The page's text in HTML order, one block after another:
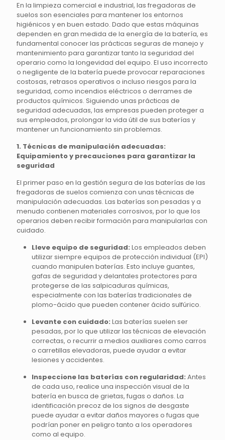
En la limpieza comercial e industrial, las fregadoras de
suelos son esenciales para mantener los entornos
higiénicos y en buen estado. Dado que estas máquinas
dependen en gran medida de la energía de la batería, es
fundamental conocer las prácticas seguras de manejo y
mantenimiento para garantizar tanto la seguridad del
operario como la longevidad del equipo. El uso incorrecto
o negligente de la batería puede provocar reparaciones
costosas, retrasos operativos o incluso riesgos para la
seguridad, como incendios eléctricos o derrames de
productos químicos. Siguiendo unas prácticas de
seguridad adecuadas, las empresas pueden proteger a
sus empleados, prolongar la vida útil de sus baterías y
mantener un funcionamiento sin problemas.
1. Técnicas de manipulación adecuadas:
Equipamiento y precauciones para garantizar la
seguridad
El primer paso en la gestión segura de las baterías de las
fregadoras de suelos comienza con unas técnicas de
manipulación adecuadas. Las baterías son pesadas y a
menudo contienen materiales corrosivos, por lo que los
operarios deben recibir formación para manipularlas con
cuidado.
Lleve equipo de seguridad: Los empleados deben
utilizar siempre equipos de protección individual (EPI)
cuando manipulen baterías. Esto incluye guantes,
gafas de seguridad y delantales protectores para
protegerse de las salpicaduras químicas,
especialmente con las baterías tradicionales de
plomo-ácido que pueden contener ácido sulfúrico.
Levante con cuidado: Las baterías suelen ser
pesadas, por lo que utilizar las técnicas de elevación
correctas, o recurrir a medios auxiliares como carros
o carretillas elevadoras, puede ayudar a evitar
lesiones y accidentes.
Inspeccione las baterías con regularidad: Antes
de cada uso, realice una inspección visual de la
batería en busca de grietas, fugas o daños. La
identificación precoz de los signos de desgaste
puede ayudar a evitar daños mayores o fugas que
podrían poner en peligro tanto a los operadores
como al equipo.